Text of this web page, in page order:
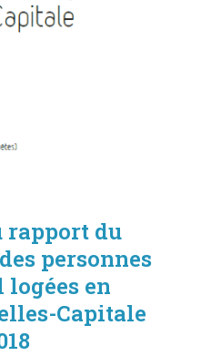
rapport du
personnes
logées en
Capitale